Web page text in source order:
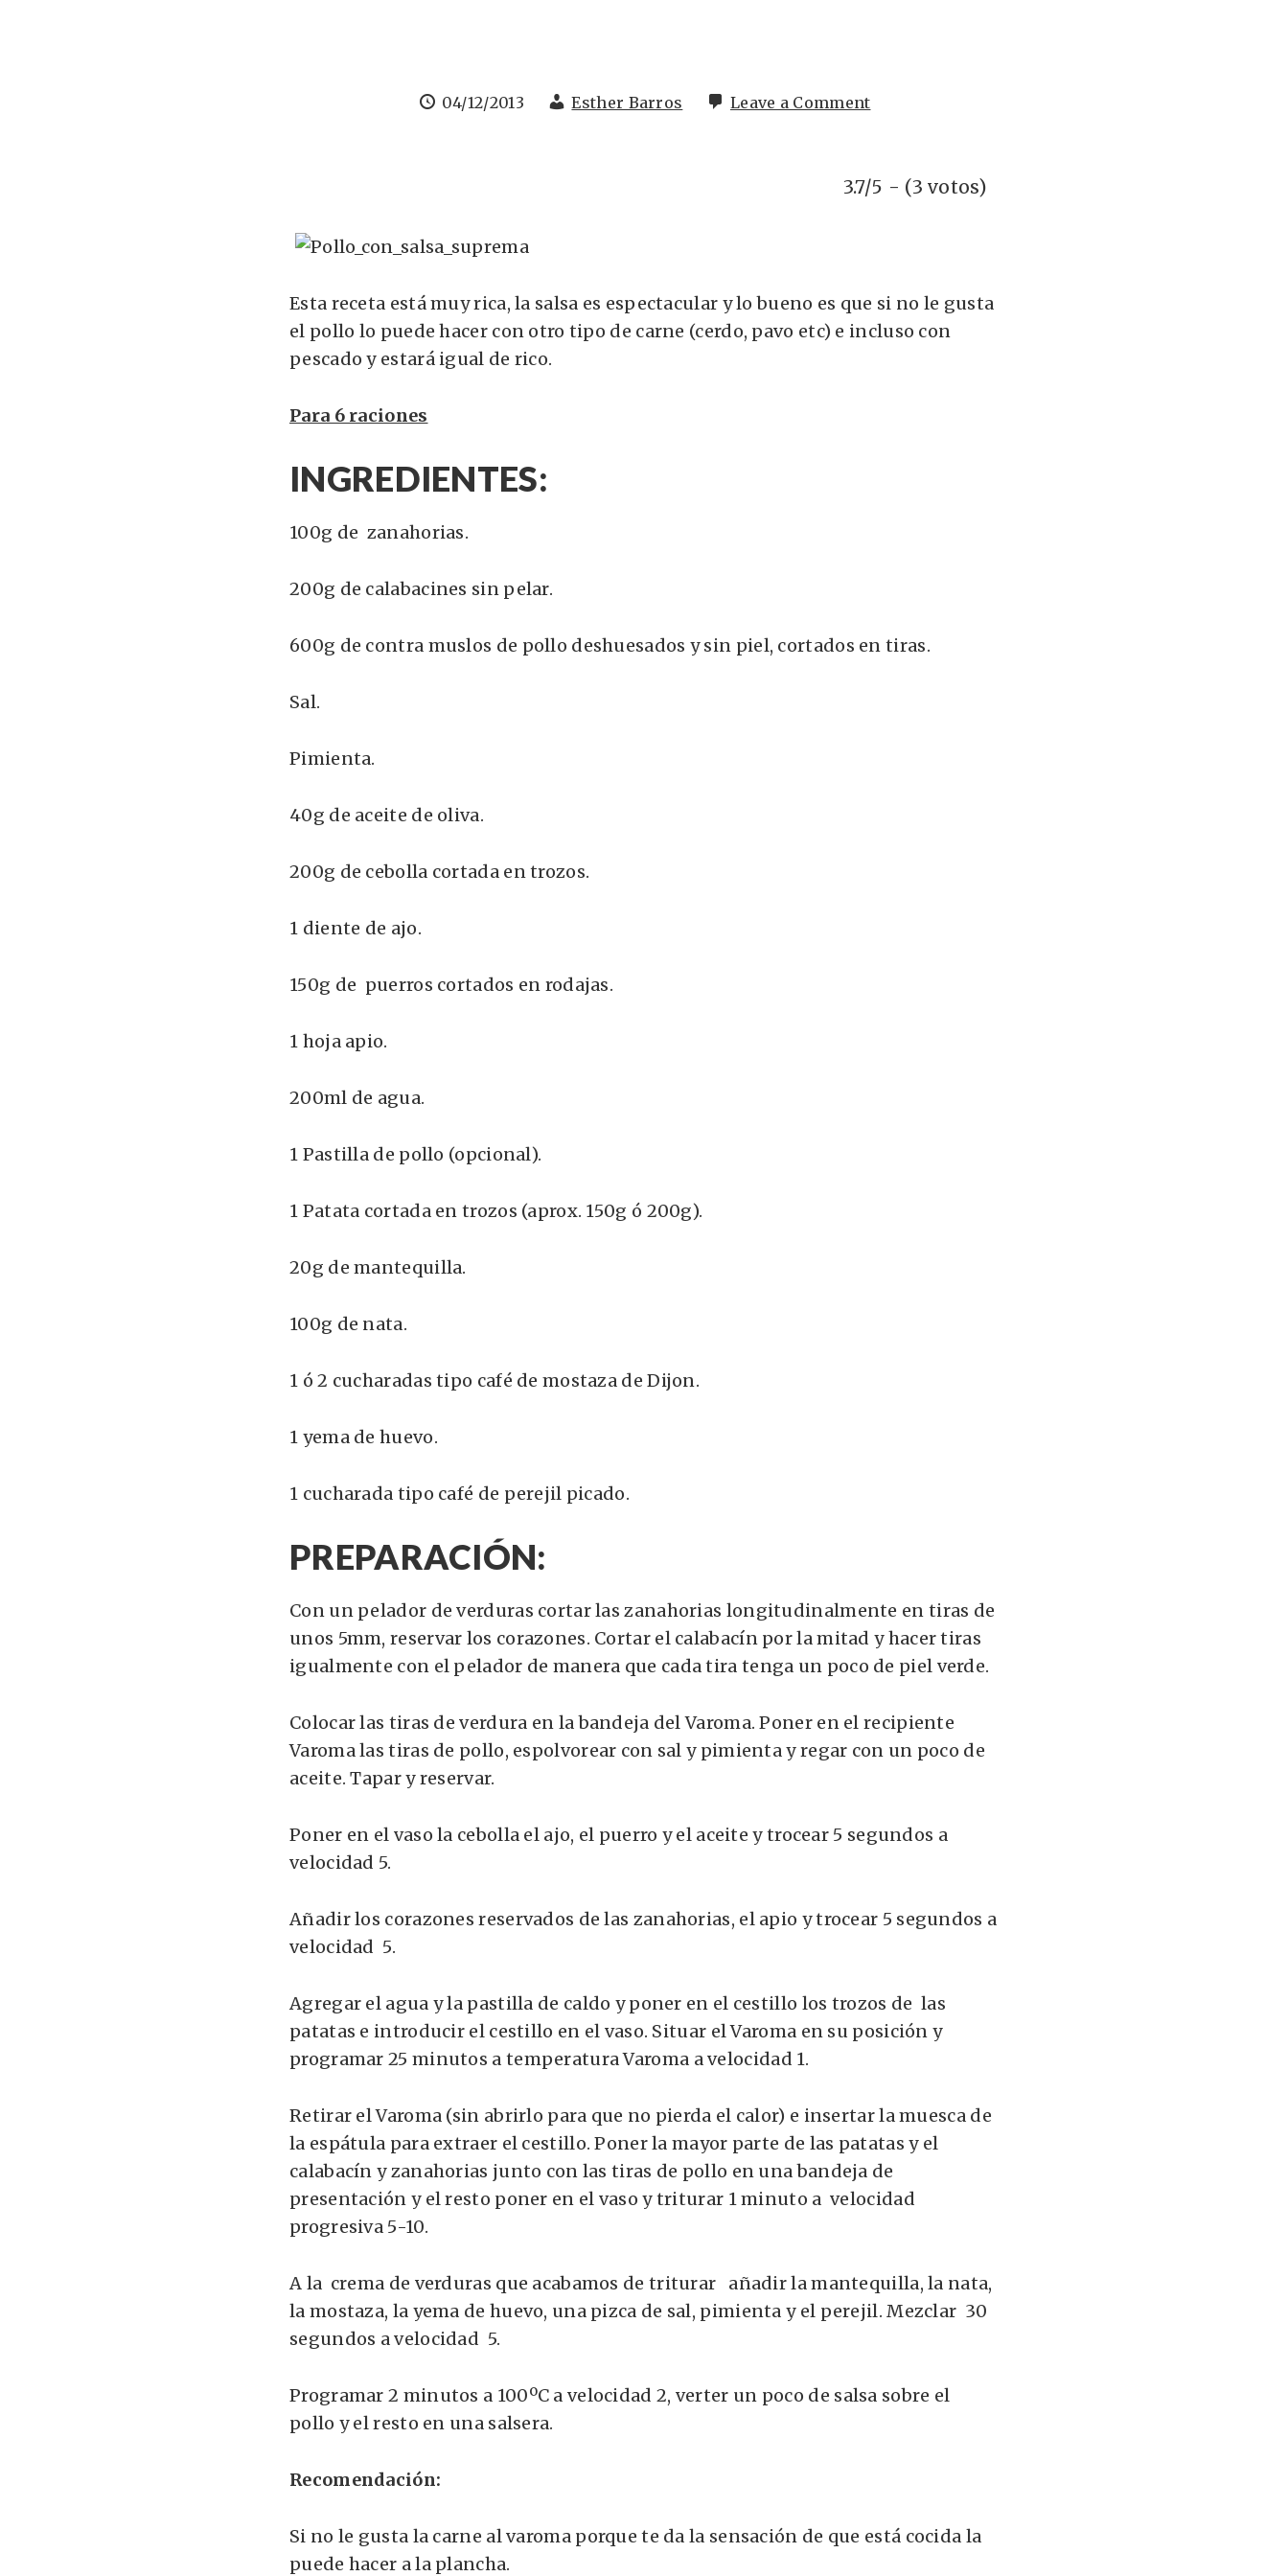
04/12/2013 Esther Barros Leave a Comment
3.7/5 - (3 votos)
Esta receta está muy rica, la salsa es espectacular y lo bueno es que si no le gusta
el pollo lo puede hacer con otro tipo de carne (cerdo, pavo etc) e incluso con
pescado y estará igual de rico.
Para 6 raciones
INGREDIENTES:
100g de zanahorias.
200g de calabacines sin pelar.
600g de contra muslos de pollo deshuesados y sin piel, cortados en tiras.
Sal.
Pimienta.
40g de aceite de oliva.
200g de cebolla cortada en trozos.
1 diente de ajo.
150g de puerros cortados en rodajas.
1 hoja apio.
200ml de agua.
1 Pastilla de pollo (opcional).
1 Patata cortada en trozos (aprox. 150g ó 200g).
20g de mantequilla.
100g de nata.
1 ó 2 cucharadas tipo café de mostaza de Dijon.
1 yema de huevo.
1 cucharada tipo café de perejil picado.
PREPARACIÓN:
Con un pelador de verduras cortar las zanahorias longitudinalmente en tiras de
unos 5mm, reservar los corazones. Cortar el calabacín por la mitad y hacer tiras
igualmente con el pelador de manera que cada tira tenga un poco de piel verde.
Colocar las tiras de verdura en la bandeja del Varoma. Poner en el recipiente
Varoma las tiras de pollo, espolvorear con sal y pimienta y regar con un poco de
aceite. Tapar y reservar.
Poner en el vaso la cebolla el ajo, el puerro y el aceite y trocear 5 segundos a
velocidad 5.
Añadir los corazones reservados de las zanahorias, el apio y trocear 5 segundos a
velocidad 5.
Agregar el agua y la pastilla de caldo y poner en el cestillo los trozos de las
patatas e introducir el cestillo en el vaso. Situar el Varoma en su posición y
programar 25 minutos a temperatura Varoma a velocidad 1.
Retirar el Varoma (sin abrirlo para que no pierda el calor) e insertar la muesca de
la espátula para extraer el cestillo. Poner la mayor parte de las patatas y el
calabacín y zanahorias junto con las tiras de pollo en una bandeja de
presentación y el resto poner en el vaso y triturar 1 minuto a velocidad
progresiva 5-10.
A la crema de verduras que acabamos de triturar añadir la mantequilla, la nata,
la mostaza, la yema de huevo, una pizca de sal, pimienta y el perejil. Mezclar 30
segundos a velocidad 5.
Programar 2 minutos a 100ºC a velocidad 2, verter un poco de salsa sobre el
pollo y el resto en una salsera.
Recomendación:
Si no le gusta la carne al varoma porque te da la sensación de que está cocida la
puede hacer a la plancha.